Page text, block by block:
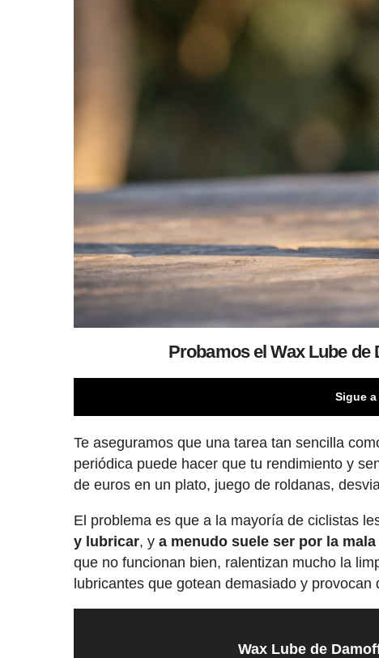
Probamos el Wax Lube
Sigue
Te aseguramos que una tarea tan sencilla
periódica puede hacer que tu rendimiento y
de euros en un plato, juego de roldanas,
El problema es que a la mayoría de ciclistas
y lubricar, ya menudo suele ser por la
que no funcionan bien, ralentizan mucho la
lubricantes que gotean demasiado y
Wax Lube de